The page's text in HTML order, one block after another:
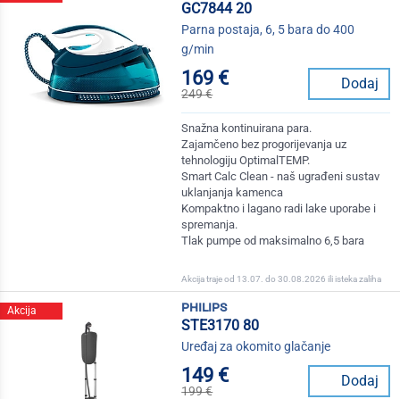
GC7844 20
Parna postaja, 6, 5 bara do 400
g/min
169 €
249 €
Dodaj
Snažna kontinuirana para.
Zajamčeno bez progorijevanja uz
tehnologiju OptimalTEMP.
Smart Calc Clean - naš ugrađeni sustav
uklanjanja kamenca
Kompaktno i lagano radi lake uporabe i
spremanja.
Tlak pumpe od maksimalno 6,5 bara
Akcija traje od 13.07. do 30.08.2026 ili isteka zaliha
Akcija
philips
STE3170 80
Uređaj za okomito glačanje
149 €
199 €
Dodaj